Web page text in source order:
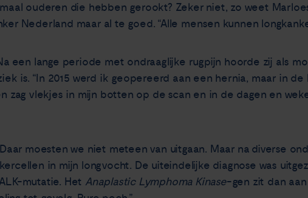
ouderen die hebben gerookt? Zeker niet, zo weet
Nederland maar al te goed. “Alle mensen kunnen
een lange periode met ondraaglijke rugpijn hoorde zij als
is. “In 2015 werd ik geopereerd aan een hernia, maar in de
zag vlekjes in mijn botten op de scan en in de dagen en
moesten we niet meteen van uitgaan. Maar na diverse
in mijn longvocht. De uiteindelijke diagnose was
mutatie. Het Anaplastic Lymphoma Kinase-gen zit dan